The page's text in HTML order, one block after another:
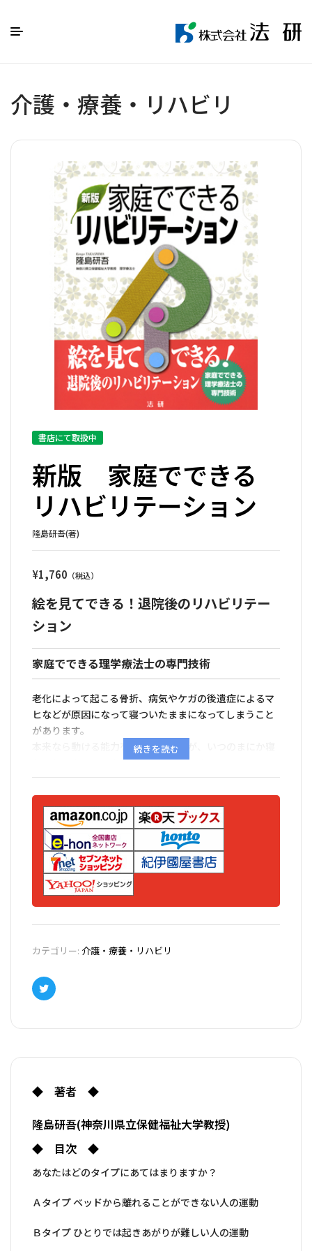
介護・療養・リハビリ
書店にて取扱中
新版 家庭でできる
リハビリテーション
隆島研吾(著)
¥1,760
絵を見てできる！退院後のリハビリテー
ション
家庭でできる理学療法士の専門技術
老化によって起こる骨折、病気やケガの後遺症によるマ
ヒなどが原因になって寝ついたままになってしまうこと
があります。
本来なら動ける能力を持っている人が、いつのまにか寝
たきりになってしまう場合が多いのです。
つまり、寝たきりになる原因はそのほとんどが作られて
いるといってよく、ならないためには退院後のリハビリ
テーションがきめ手となります。
◆本書の特長◆
●専門技術をわかりやすく図解
病院や施設で理学療法士が実際に行っているリハビリテ
ーションの専門技術を、ご家庭でできるように詳しく図
解。
●寝たきりの生活から、外出ができるまで機能アップを
目標にしたステップアップのリハビリテーション
る介護・介護予防サービスを紹介
リテーションを続ける介護保険の利用法を解説。
●著者はリハビリテーションの第一線で活躍している経
カテゴリー: 介護・療養・リハビリ
Twitter
◆ 著者 ◆
隆島研吾(神奈川県立保健福祉大学教授)
◆ 目次 ◆
あなたはどのタイプにあてはまりますか？
Ａタイプ ベッドから離れることができない人の運動
Ｂタイプ ひとりでは起きあがりが難しい人の運動